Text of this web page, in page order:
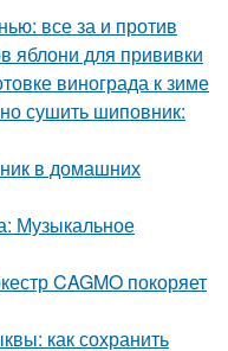
все за и против
яблони для прививки
винограда к зиме
сушить шиповник:
в домашних
Музыкальное
CAGMO покоряет
как сохранить